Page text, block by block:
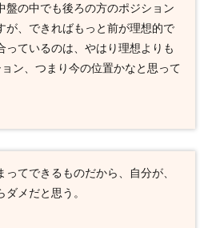
盤の中でも後ろの方のポジション
が、できればもっと前が理想的で
っているのは、やはり理想よりも
ン、つまり今の位置かなと思って
てできるものだから、自分が、
メだと思う。